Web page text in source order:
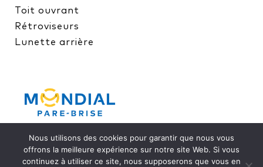
Toit ouvrant
Rétroviseurs
Lunette arrière
Nous utilisons des cookies pour garantir que nous vous
offrons la meilleure expérience sur notre site Web. Si vous
continuez à utiliser ce site, nous supposerons que vous en